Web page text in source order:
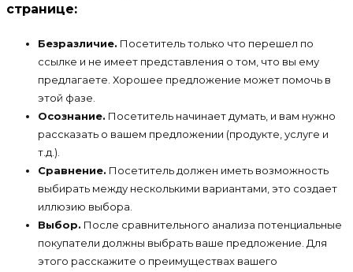
странице:
Безразличие. Посетитель только что перешел по
ссылке и не имеет представления о том, что вы ему
предлагаете. Хорошее предложение может помочь в
этой фазе.
Осознание. Посетитель начинает думать, и вам нужно
рассказать о вашем предложении (продукте, услуге и
т.д.).
Сравнение. Посетитель должен иметь возможность
выбирать между несколькими вариантами, это создает
иллюзию выбора.
Выбор. После сравнительного анализа потенциальные
покупатели должны выбрать ваше предложение. Для
этого расскажите о преимуществах вашего